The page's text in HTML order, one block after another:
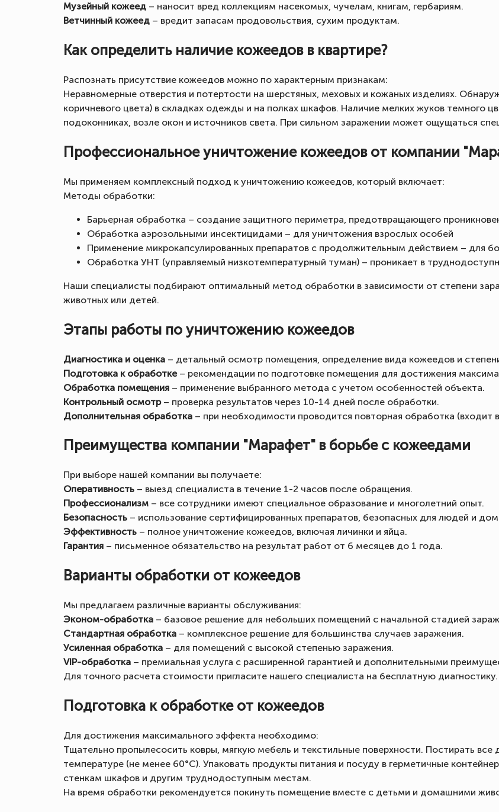
Музейный кожеед – наносит вред коллекциям насекомых, чучелам, книгам, гербариям.
Ветчинный кожеед – вредит запасам продовольствия, сухим продуктам.
Как определить наличие кожеедов в квартире?
Распознать присутствие кожеедов можно по характерным признакам:
Неравномерные отверстия и потертости на шерстяных, меховых и кожаных изделиях.
коричневого цвета) в складках одежды и на полках шкафов. Наличие мелких жуков темного
подоконниках, возле окон и источников света. При сильном заражении может ощущаться
Профессиональное уничтожение кожеедов от компании
Мы применяем комплексный подход к уничтожению кожеедов, который включает:
Методы обработки:
Барьерная обработка – создание защитного периметра, предотвращающего
Обработка аэрозольными инсектицидами – для уничтожения взрослых особей
Применение микрокапсулированных препаратов с продолжительным действием – для
Обработка УНТ (управляемый низкотемпературный туман) – проникает в
Наши специалисты подбирают оптимальный метод обработки в зависимости от степени
животных или детей.
Этапы работы по уничтожению кожеедов
Диагностика и оценка – детальный осмотр помещения, определение вида кожеедов и
Подготовка к обработке– рекомендации по подготовке помещения для достижения
Обработка помещения – применение выбранного метода с учетом особенностей объекта.
Контрольный осмотр– проверка результатов через 10-14 дней после обработки.
Дополнительная обработка – при необходимости проводится повторная обработка (входит
Преимущества компании "Марафет" в борьбе с кожеедами
При выборе нашей компании вы получаете:
Оперативность – выезд специалиста в течение 1-2 часов после обращения.
Профессионализм – все сотрудники имеют специальное образование и многолетний опыт.
Безопасность – использование сертифицированных препаратов, безопасных для людей и
Эффективность – полное уничтожение кожеедов, включая личинки и яйца.
Гарантия – письменное обязательство на результат работ от 6 месяцев до 1 года.
Варианты обработки от кожеедов
Мы предлагаем различные варианты обслуживания:
Эконом-обработка – базовое решение для небольших помещений с начальной стадией
Стандартная обработка – комплексное решение для большинства случаев заражения.
Усиленная обработка – для помещений с высокой степенью заражения.
VIP-обработка – премиальная услуга с расширенной гарантией и дополнительными
Для точного расчета стоимости пригласите нашего специалиста на бесплатную диагностику.
Подготовка к обработке от кожеедов
Для достижения максимального эффекта необходимо:
Тщательно пропылесосить ковры, мягкую мебель и текстильные поверхности. Постирать
температуре (не менее 60°C). Упаковать продукты питания и посуду в герметичные
стенкам шкафов и другим труднодоступным местам.
На время обработки рекомендуется покинуть помещение вместе с детьми и домашними